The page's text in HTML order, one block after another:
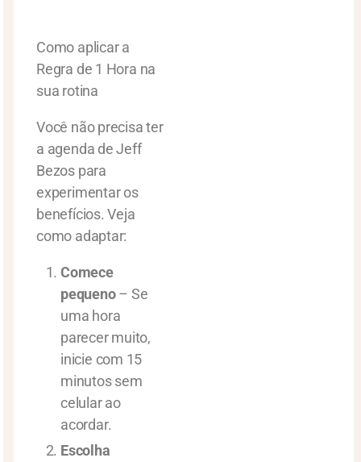
Como aplicar a
Regra de 1 Hora na
sua rotina
Você não precisa ter
a agenda de Jeff
Bezos para
experimentar os
benefícios. Veja
como adaptar:
Comece
pequeno– Se
uma hora
parecer muito,
inicie com 15
minutos sem
celular ao
acordar.
Escolha